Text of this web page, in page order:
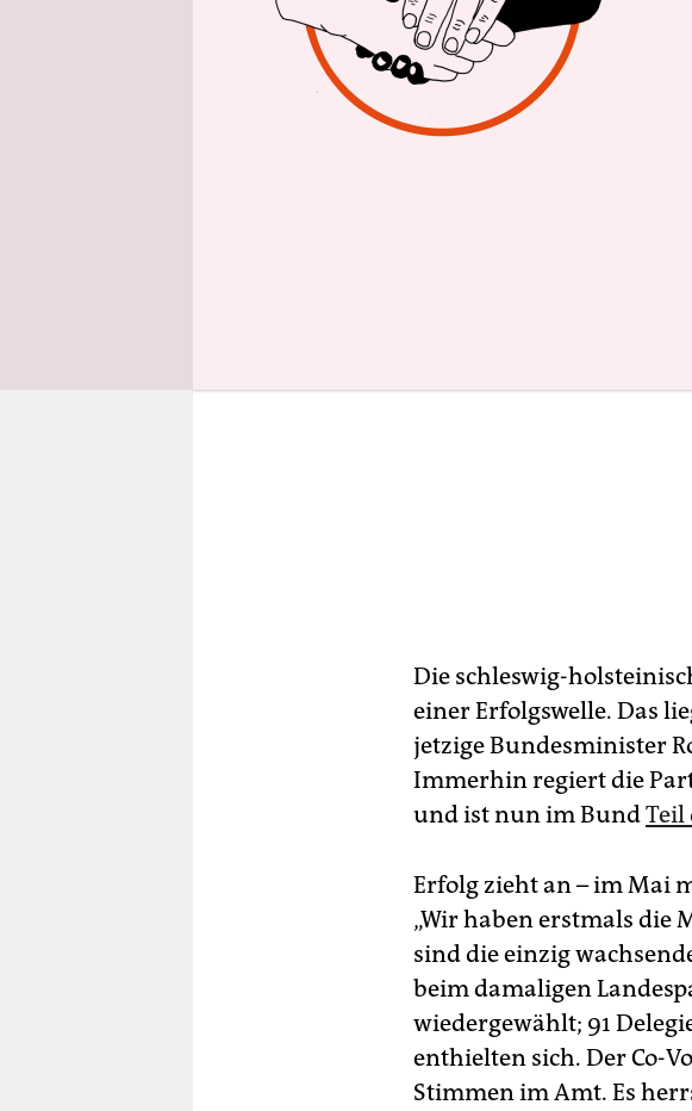
Es war nicht die einzige
die Landespartei
vergangenen
wurden daher auch
offizielle Wahl soll im
Die schleswig-
einer Erfolgswelle. Das
jetzige Bundesminister
Immerhin regiert die
und ist nun im BundTeil
Erfolg zieht an – im Mai
„Wir haben erstmals die
sind die einzig
beim damaligen
wiedergewählt; 91
enthielten sich. Der Co-
Stimmen im Amt. Es